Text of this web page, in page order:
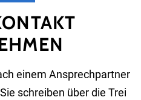
einem Ansprechpartner
schreiben über die Trei